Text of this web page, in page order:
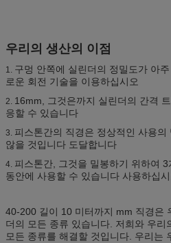
우리의 생산의 이점
1. 구멍 안쪽에 실린더의 정밀도가 아
로운 회전 기술을 이용하십시오
2. 16mm, 그것은까지 실린더의 간격
응할 수 있습니다
3. 피스톤간의 직경은 정상적인 사용
않을 것입니다 도달합니다
4. 피스톤간, 그것을 밀봉하기 위하여
동안에 사용할 수 있습니다 사용하십시
40-200 길이 10 미터까지 mm 직경은
더의 모든 종류 있습니다. 저희와 우리
모든 종류를 해결할 것입니다. 우리는